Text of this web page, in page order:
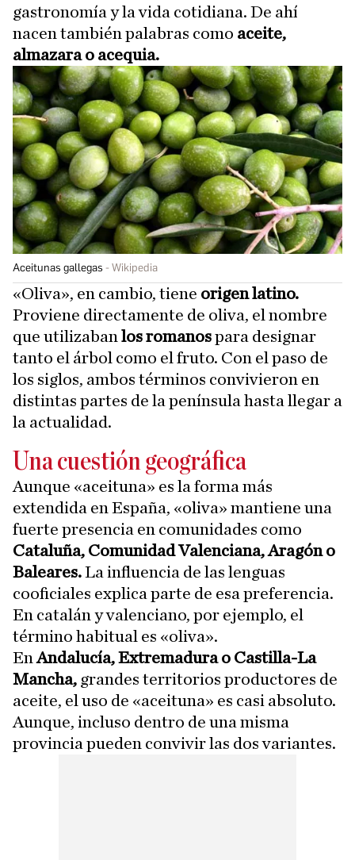
gastronomía y la vida cotidiana. De ahí
nacen también palabras como aceite,
almazara o acequia.
Aceitunas gallegas Wikipedia
«Oliva», en cambio, tiene origen latino.
Proviene directamente de oliva, el nombre
que utilizaban los romanospara designar
tanto el árbol como el fruto. Con el paso de
los siglos, ambos términos convivieron en
distintas partes de la península hasta llegar a
la actualidad.
Una cuestión geográfica
Aunque «aceituna» es la forma más
extendida en España, «oliva» mantiene una
fuerte presencia en comunidades como
Cataluña, Comunidad Valenciana, Aragón o
Baleares.La influencia de las lenguas
cooficiales explica parte de esa preferencia.
En catalán y valenciano, por ejemplo, el
término habitual es «oliva».
EnAndalucía, Extremadura o Castilla-La
Mancha, grandes territorios productores de
aceite, el uso de «aceituna» es casi absoluto.
Aunque, incluso dentro de una misma
provincia pueden convivir las dos variantes.